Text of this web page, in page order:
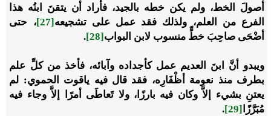
أصولَ الخط، ولم يكن خطه بالجيد، فأراد أن يتقنَ ابنُه هذا
الفرع من العلم، ولذلك فقد عمل على تشجيعه [27]
، حتى
أضْحَى صاحِبَ خطٍّ منسوب لابن البواب [28]
.
ويبدو أنَّ ابنَ العديم عمل كأجداده وآبائه، فأخذ من كلِّ علم
بطرف منذ نعومة أظْفَارِه، فقد قال فيه ياقوت الحموي: لم
يعتنِ بشيء إلاَّ وكان فيه بارزًا، ولا تَعاطَى أمرًا إلاَّ وجاء فيه
مُبَرَّزًا [29]
.